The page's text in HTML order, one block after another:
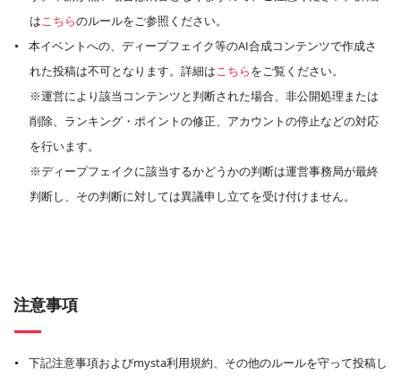
はこちらのルールをご参照ください。
本イベントへの、ディープフェイク等のAI合成コンテンツで作成さ
れた投稿は不可となります。詳細はこちらをご覧ください。
※運営により該当コンテンツと判断された場合、非公開処理または
削除、ランキング・ポイントの修正、アカウントの停止などの対応
を行います。
※ディープフェイクに該当するかどうかの判断は運営事務局が最終
判断し、その判断に対しては異議申し立てを受け付けません。
注意事項
下記注意事項およびmysta利用規約、その他のルールを守って投稿し